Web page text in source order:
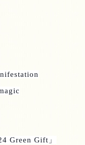
Green Gift 」